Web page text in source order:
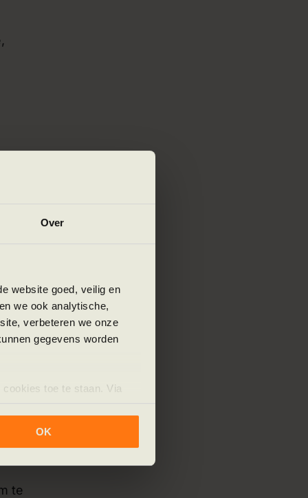
Over
website goed, veilig en
we ook analytische,
verbeteren we onze
gegevens worden
cookies toe te staan. Via
OK
te